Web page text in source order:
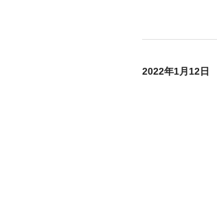
2022年1月12日